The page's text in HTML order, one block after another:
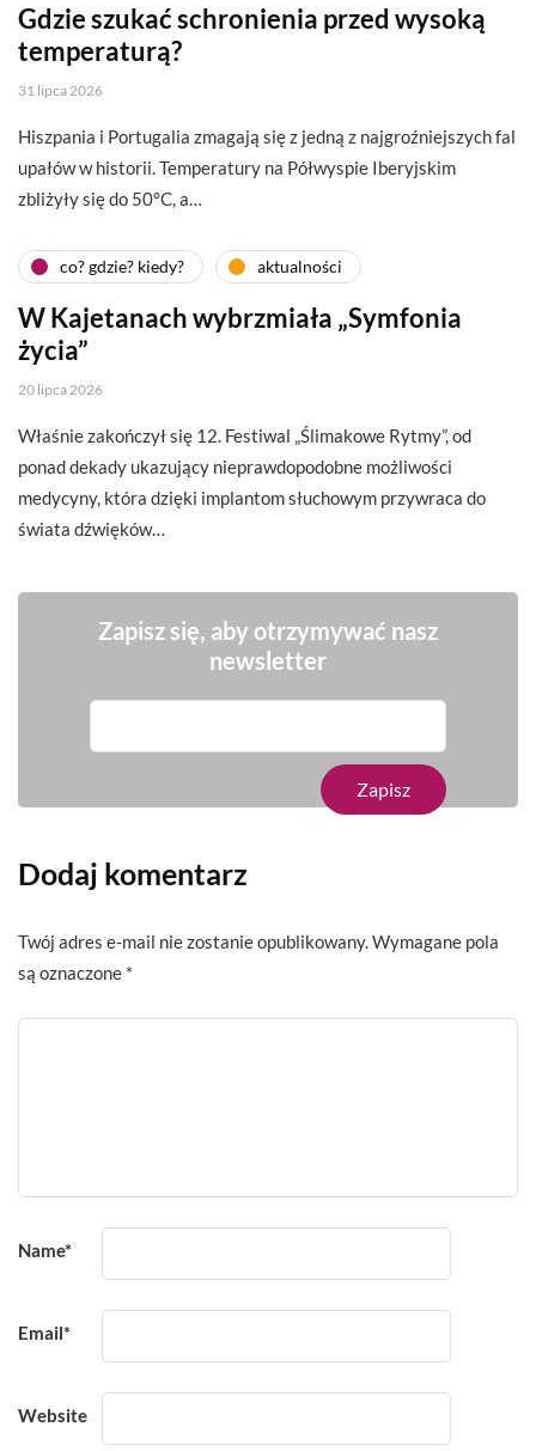
Gdzie szukać schronienia przed wysoką
temperaturą?
31 lipca 2026
Hiszpania i Portugalia zmagają się z jedną z najgroźniejszych fal
upałów w historii. Temperatury na Półwyspie Iberyjskim
zbliżyły się do 50°C, a…
co? gdzie? kiedy? aktualności
W Kajetanach wybrzmiała „Symfonia
życia”
20 lipca 2026
Właśnie zakończył się 12. Festiwal „Ślimakowe Rytmy”, od
ponad dekady ukazujący nieprawdopodobne możliwości
medycyny, która dzięki implantom słuchowym przywraca do
świata dźwięków…
Zapisz się, aby otrzymywać nasz
newsletter
Dodaj komentarz
Twój adres e-mail nie zostanie opublikowany. Wymagane pola
są oznaczone *
Name*
Email*
Website